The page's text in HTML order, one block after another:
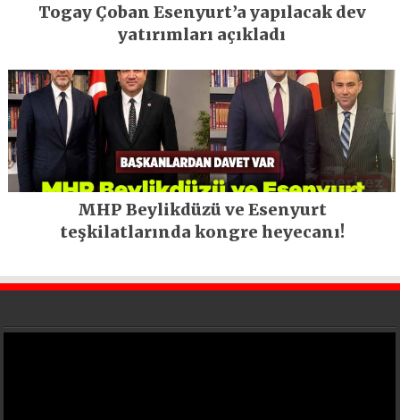
Togay Çoban Esenyurt’a yapılacak dev
yatırımları açıkladı
MHP Beylikdüzü ve Esenyurt
teşkilatlarında kongre heyecanı!